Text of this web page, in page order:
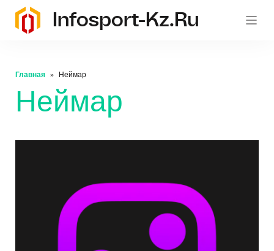
Infosport-Kz.ru
Главная Неймар
Неймар